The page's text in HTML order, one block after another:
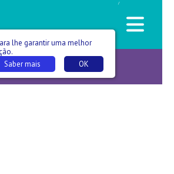
/
Connosco -T01 E005
lhe garantir uma melhor
OK
Saber mais